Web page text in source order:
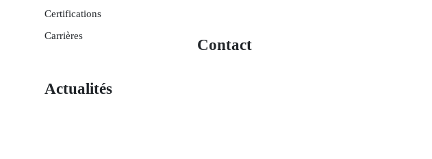
Certifications
Carrières
Actualités
Contact